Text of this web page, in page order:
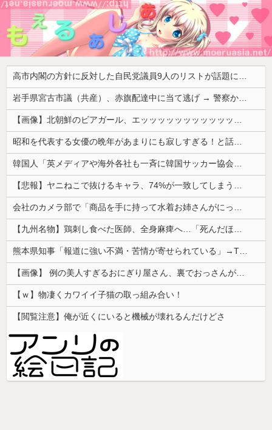
高市内閣の方針に反対した自民党議員9人のリストが話題に、「岩屋はどこへ行った？」との指摘もあるが……
岩手県宮古市議（共産）、赤旗配達中に当て逃げ → 警察から連絡が来て宮古署を訪れ事情聴取
【画像】北朝鮮のビアガール、エッッッッッッッッッッッッッッッッッ！
昭和を代表する女優の晩年があまりにも寂しすぎる！と話題に、自身の子供を餓死する寸前までネグレクトした挙句……
韓国人「英メディアや海外各社も一斉に韓国サッカー協会を巡る過去の不祥事を報道！」→「国際的な信用失墜の危機‥」
【悲報】ヤニねこで抜けるキャラ、74%が一致してしまうｗｗｗｗｗ
会社のカメラ部で「商品を手に持って水着お姉さんがにっこり」を撮影、だがお姉さんは素人アルバイトで親バレした結果……
【九州名物】鶏刺し食べた医師、全身麻痺へ…「死んだほうが良かったと思っていた」
熊本県知事「報道に強い不満・苦情が寄せられている」→TBSの報道特集がまさにそれな件
【画像】 例の美人すぎるおにぎり屋さん、裏でおっさんが握っていたｗｗｗｗｗｗｗｗｗｗｗｗｗｗｗｗｗ
【ｗ】物凄くカワイイ子猫の取っ組み合い！
【閲覧注意】俺が近くにいると機械が壊れるんだけどさ